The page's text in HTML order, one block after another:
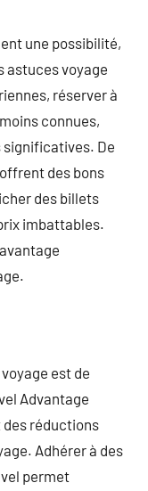
une possibilité,
astuces voyage
réserver à
connues,
significatives. De
des bons
des billets
imbattables.
est de
Advantage
réductions
Adhérer à des
permet